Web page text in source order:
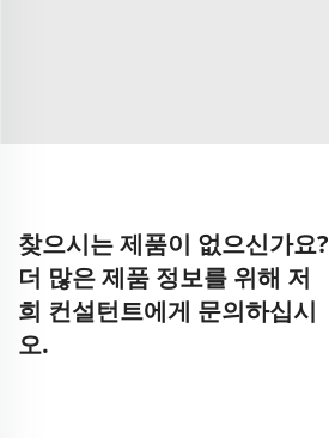
찾으시는 제품이 없으신가요?
더 많은 제품 정보를 위해 저
희 컨설턴트에게 문의하십시
오.